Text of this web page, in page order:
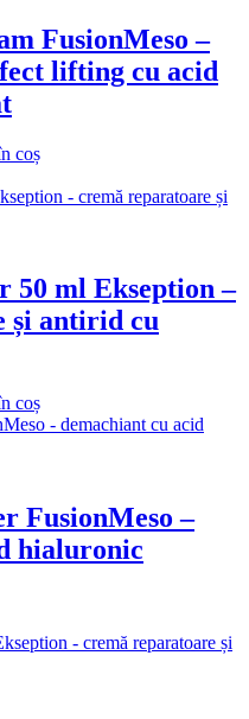
FusionMeso –
lifting cu acid
coș
50 ml Ekseption –
și antirid cu
coș
FusionMeso –
hialuronic